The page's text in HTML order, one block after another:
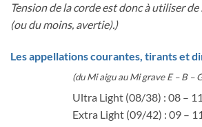
Tension de la corde est donc à utiliser
(ou du moins, avertie).)
Les appellations courantes, tirants et
(du Mi aigu au Mi grave E – B –
Ultra Light (08/38) : 08 –
Extra Light (09/42) : 09 –